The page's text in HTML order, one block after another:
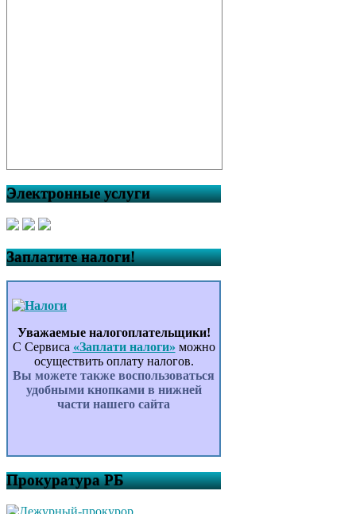
Электронные услуги
Заплатите налоги!
Уважаемые налогоплательщики!
С Сервиса «Заплати налоги» можно
осуществить оплату налогов.
Вы можете также воспользоваться
удобными кнопками в нижней
части нашего сайта
Прокуратура РБ